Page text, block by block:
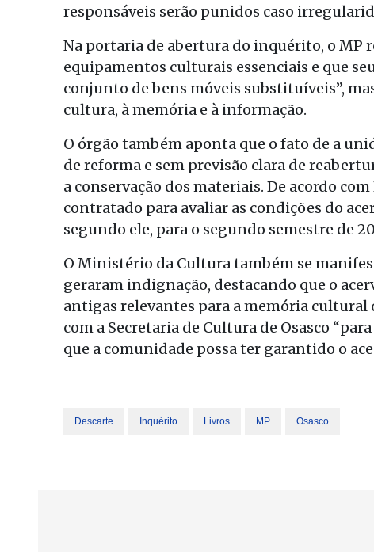
responsáveis serão punidos caso
Na portaria de abertura do inquérito, o MP
equipamentos culturais essenciais e que
conjunto de bens móveis substituíveis”,
cultura, à memória e à informação.
O órgão também aponta que o fato de a
de reforma e sem previsão clara de
a conservação dos materiais. De acordo
contratado para avaliar as condições do
segundo ele, para o segundo semestre de
O Ministério da Cultura também se
geraram indignação, destacando que o
antigas relevantes para a memória
com a Secretaria de Cultura de Osasco
que a comunidade possa ter garantido o
Descarte Inquérito Livros MP Osasco